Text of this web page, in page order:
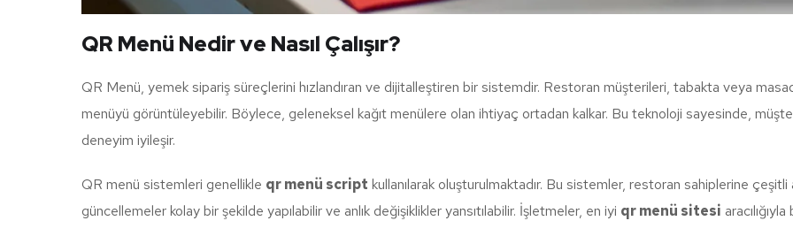
QR Menü Nedir ve Nasıl Çalışır?
QR Menü, yemek sipariş süreçlerini hızlandıran ve dijitalleştiren bir sistemdir. Restoran müşterileri, tabakta veya
menüyü görüntüleyebilir. Böylece, geleneksel kağıt menülere olan ihtiyaç ortadan kalkar. Bu teknoloji sayesinde,
deneyim iyileşir.
QR menü sistemleri genellikle qr menü script kullanılarak oluşturulmaktadır. Bu sistemler, restoran sahiplerine
güncellemeler kolay bir şekilde yapılabilir ve anlık değişiklikler yansıtılabilir. İşletmeler, en iyi qr menü sitesi